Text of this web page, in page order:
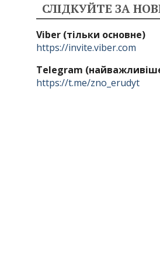
СЛІДКУЙТЕ ЗА
Viber (тільки основне)
https://invite.viber.com
Telegram
https://t.me/zno_erudyt